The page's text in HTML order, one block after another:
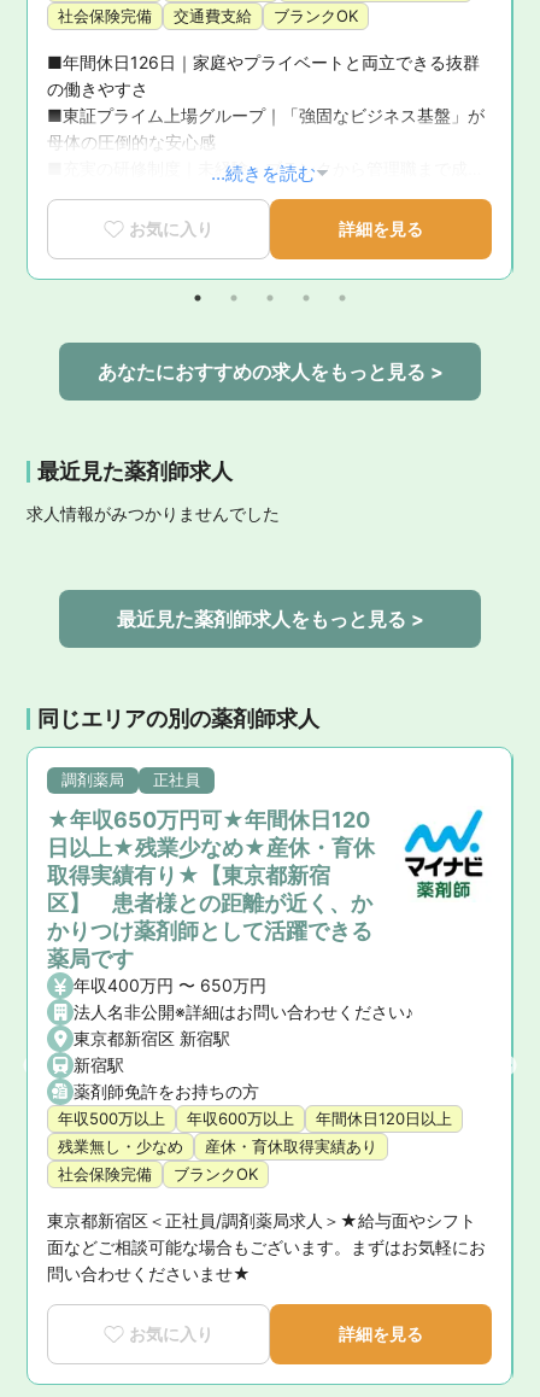
社会保険完備
交通費支給 ブランクOK
■年間休日126日｜家庭やプライベートと両立できる抜群
の働きやすさ
■東証プライム上場グループ｜「強固なビジネス基盤」が
母体の圧倒的な安心感
■充実の研修制度｜未経験・ブランクから管理職まで成長
を徹底サポート
■育休復帰率100％！｜ライフステージの変化に寄り添う
手厚いサポート体制
■新卒3年定着率95.5％｜「社員が転職活動をしなくてい
い環境」を追求した実績
...続きを読む
お気に入り 詳細を見る
あなたにおすすめの求人をもっと見る >
最近見た薬剤師求人
求人情報がみつかりませんでした
最近見た薬剤師求人をもっと見る >
同じエリアの別の薬剤師求人
調剤薬局 正社員
★年収650万円可★年間休日120
日以上★残業少なめ★産休・育休
取得実績有り★【東京都新宿
区】 患者様との距離が近く、か
かりつけ薬剤師として活躍できる
薬局です
年収400万円 〜 650万円
法人名非公開※詳細はお問い合わせください♪
東京都新宿区 新宿駅
新宿駅
薬剤師免許をお持ちの方
年収500万以上 年収600万以上
年間休日120日以上
残業無し・少なめ
産休・育休取得実績あり
社会保険完備
ブランクOK
東京都新宿区＜正社員/調剤薬局求人＞★給与面やシフト
面などご相談可能な場合もございます。まずはお気軽にお
問い合わせくださいませ★
お気に入り 詳細を見る